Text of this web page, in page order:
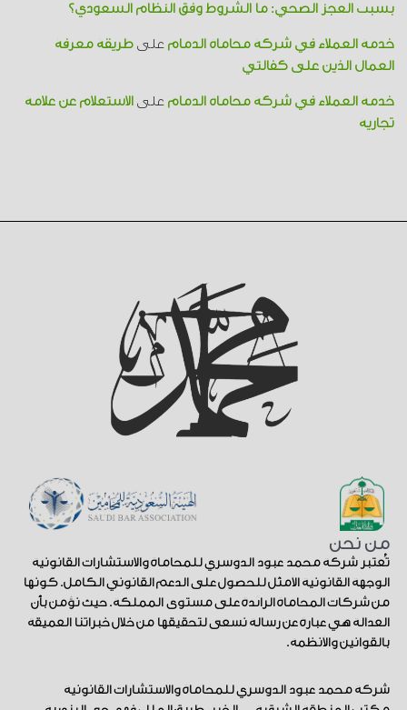
بسبب العجز الصحي: ما الشروط وفق النظام السعودي؟
خدمة العملاء في شركة محاماة الدمام علىطريقة معرفة
العمال الذين على كفالتي
خدمة العملاء في شركة محاماة الدمام على الاستعلام عن علامة
تجارية
من نحن
تُعتبر شركة محمد عبود الدوسري للمحاماة والاستشارات القانونية
الوجهة القانونية الأمثل للحصول على الدعم القانوني الكامل. كونها
من شركات المحاماة الرائدة على مستوى المملكة. حيث نؤمن بأن
العدالة هي عبارة عن رسالة نسعى لتحقيقها من خلال خبراتنا العميقة
بالقوانين والأنظمة.
شركة محمد عبود الدوسري للمحاماة والاستشارات القانونية